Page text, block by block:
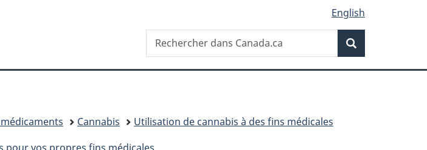
sujet
HTML
English
Recherche
Rechercher
dans
Cannabis
Utilisation de cannabis à des fins médicales